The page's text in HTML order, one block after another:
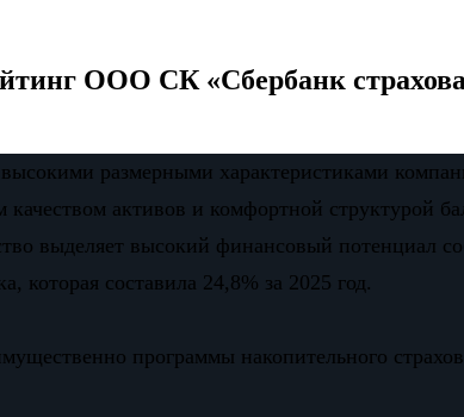
ООО СК «Сбербанк
размерными характеристиками
активов и комфортной структурой
выделяет высокий финансовый потенциал
составила 24,8% за 2025 год.
программы накопительного